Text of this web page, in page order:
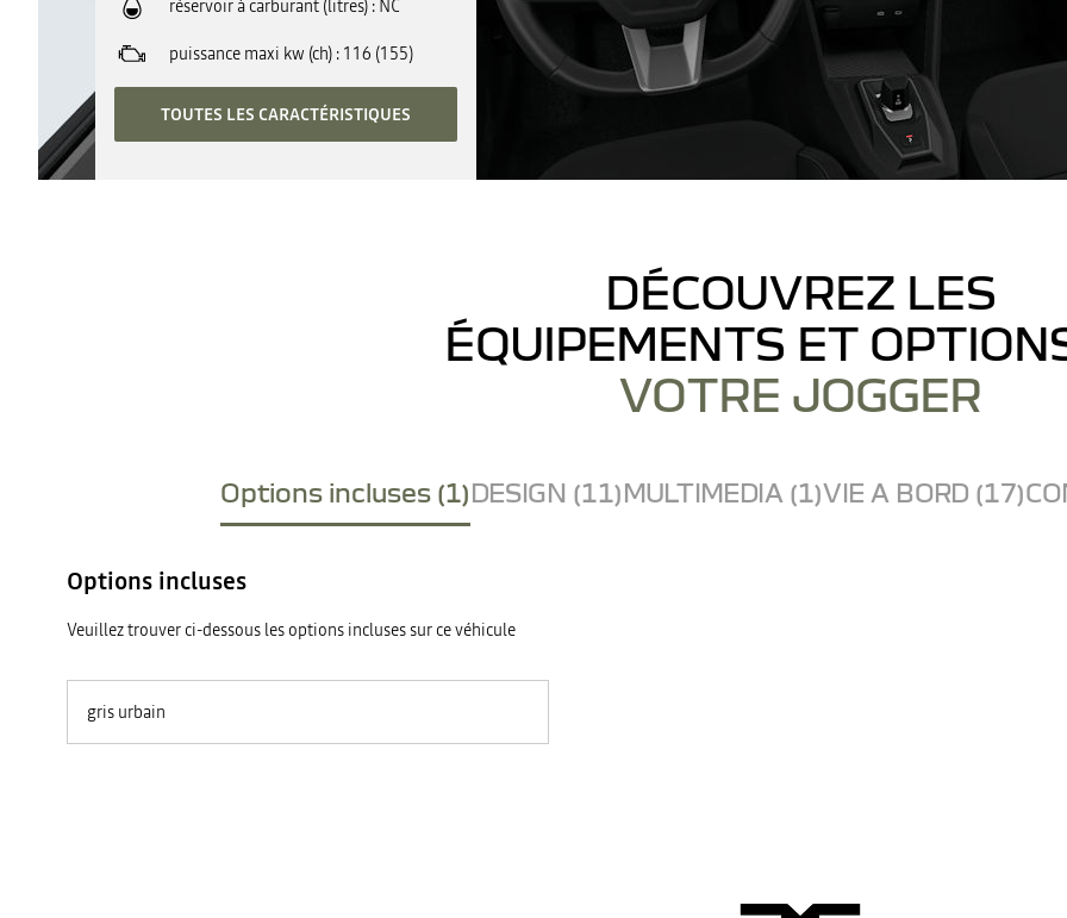
réservoir à carburant (litres) NC
puissance maxi kw (ch) 116 (155)
TOUTES LES CARACTÉRISTIQUES
DÉCOUVREZ LES
ÉQUIPEMENTS ET
VOTRE JOGGER
Options incluses (1)DESIGN (11)MULTIMEDIA (1)VIE A BORD (17)
Options incluses
Veuillez trouver ci-dessous les options incluses sur ce véhicule
gris urbain